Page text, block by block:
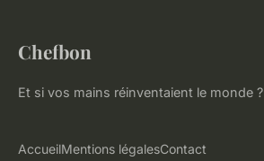
Chefbon
Et si vos mains réinventaient le monde ?
AccueilMentions légalesContact